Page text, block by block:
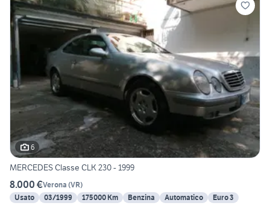
6
MERCEDES Classe CLK 230 - 1999
8.000 €Verona (VR)
Usato
03/1999 175000 Km Benzina Automatico Euro 3